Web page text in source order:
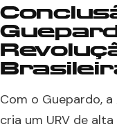
Com o Guepardo,
cria um URV de